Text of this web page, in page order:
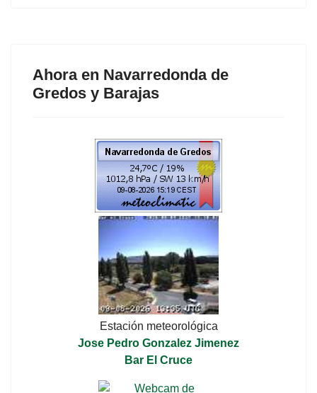
Ahora en Navarredonda de
Gredos y Barajas
Estación meteorológica
Jose Pedro Gonzalez Jimenez
Bar El Cruce